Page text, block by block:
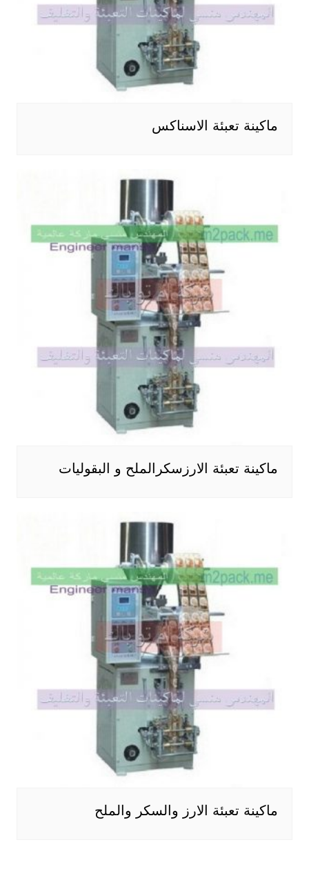
ماكينة تعبئة الاسناكس
ماكينة تعبئة الارزسكرالملح و البقوليات
ماكينة تعبئة الارز والسكر والملح